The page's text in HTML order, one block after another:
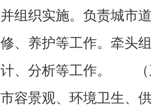
并组织实施。负责城市
修、养护等工作。牵头
计、分析等工作。 （
市容景观、环境卫生、